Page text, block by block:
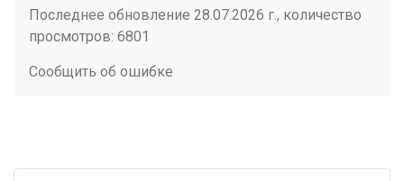
Последнее обновление 28.07.2026 г., количество
просмотров: 6801
Сообщить об ошибке